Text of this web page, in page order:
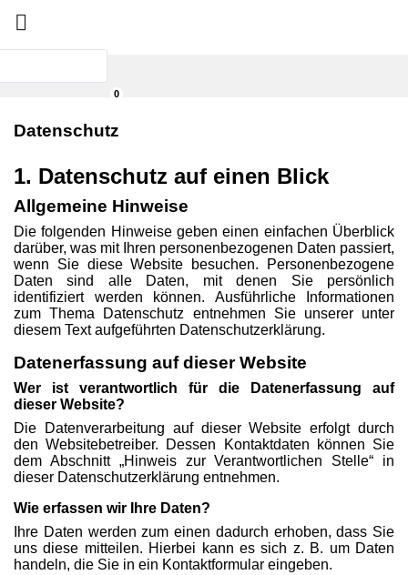

0
Datenschutz
1. Datenschutz auf einen Blick
Allgemeine Hinweise
Die folgenden Hinweise geben einen einfachen Überblick
darüber, was mit Ihren personenbezogenen Daten passiert,
wenn Sie diese Website besuchen. Personenbezogene
Daten sind alle Daten, mit denen Sie persönlich
identifiziert werden können. Ausführliche Informationen
zum Thema Datenschutz entnehmen Sie unserer unter
diesem Text aufgeführten Datenschutzerklärung.
Datenerfassung auf dieser Website
Wer ist verantwortlich für die Datenerfassung auf
dieser Website?
Die Datenverarbeitung auf dieser Website erfolgt durch
den Websitebetreiber. Dessen Kontaktdaten können Sie
dem Abschnitt „Hinweis zur Verantwortlichen Stelle“ in
dieser Datenschutzerklärung entnehmen.
Wie erfassen wir Ihre Daten?
Ihre Daten werden zum einen dadurch erhoben, dass Sie
uns diese mitteilen. Hierbei kann es sich z. B. um Daten
handeln, die Sie in ein Kontaktformular eingeben.